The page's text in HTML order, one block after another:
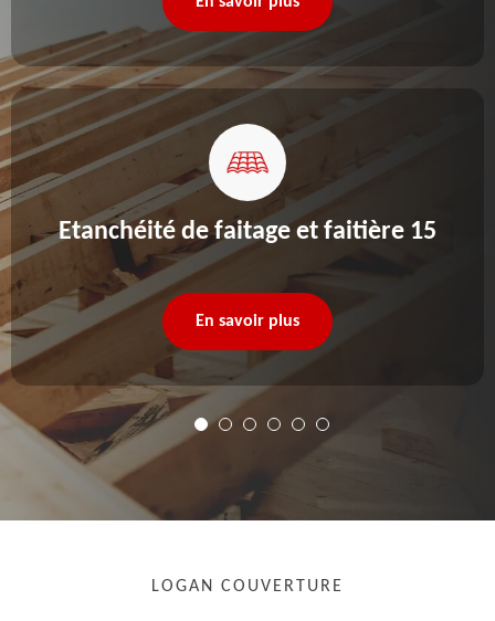
Etanchéité de faitage et faitière 15
En savoir plus
LOGAN COUVERTURE